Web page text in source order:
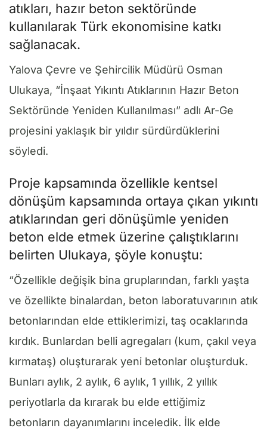
atıkları, hazır beton sektöründe
kullanılarak Türk ekonomisine katkı
sağlanacak.
Yalova Çevre ve Şehircilik Müdürü Osman
Ulukaya, “İnşaat Yıkıntı Atıklarının Hazır Beton
Sektöründe Yeniden Kullanılması” adlı Ar-Ge
projesini yaklaşık bir yıldır sürdürdüklerini
söyledi.
Proje kapsamında özellikle kentsel
dönüşüm kapsamında ortaya çıkan yıkıntı
atıklarından geri dönüşümle yeniden
beton elde etmek üzerine çalıştıklarını
belirten Ulukaya, şöyle konuştu:
“Özellikle değişik bina gruplarından, farklı yaşta
ve özellikte binalardan, beton laboratuvarının atık
betonlarından elde ettiklerimizi, taş ocaklarında
kırdık. Bunlardan belli agregaları (kum, çakıl veya
kırmataş) oluşturarak yeni betonlar oluşturduk.
Bunları aylık, 2 aylık, 6 aylık, 1 yıllık, 2 yıllık
periyotlarla da kırarak bu elde ettiğimiz
betonların dayanımlarını inceledik. İlk elde